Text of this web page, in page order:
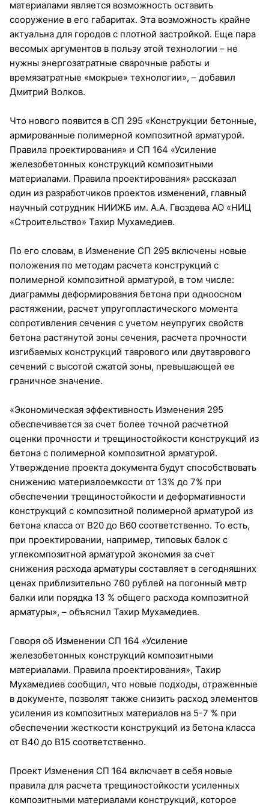
материалами является возможность оставить
сооружение в его габаритах. Эта возможность крайне
актуальна для городов с плотной застройкой. Еще пара
весомых аргументов в пользу этой технологии – не
нужны энергозатратные сварочные работы и
времязатратные «мокрые» технологии», – добавил
Дмитрий Волков.
Что нового появится в СП 295 «Конструкции бетонные,
армированные полимерной композитной арматурой.
Правила проектирования» и СП 164 «Усиление
железобетонных конструкций композитными
материалами. Правила проектирования» рассказал
один из разработчиков проектов изменений, главный
научный сотрудник НИИЖБ им. А.А. Гвоздева АО «НИЦ
«Строительство» Тахир Мухамедиев.
По его словам, в Изменение CП 295 включены новые
положения по методам расчета конструкций с
полимерной композитной арматурой, в том числе:
диаграммы деформирования бетона при одноосном
растяжении, расчет упругопластического момента
сопротивления сечения с учетом неупругих свойств
бетона растянутой зоны сечения, расчета прочности
изгибаемых конструкций таврового или двутаврового
сечений с высотой сжатой зоны, превышающей ее
граничное значение.
«Экономическая эффективность Изменения 295
обеспечивается за счет более точной расчетной
оценки прочности и трещиностойкости конструкций из
бетона с полимерной композитной арматурой.
Утверждение проекта документа будут способствовать
снижению материалоемкости от 13% до 7% при
обеспечении трещиностойкости и деформативности
конструкций с композитной полимерной арматурой из
бетона класса от В20 до В60 соответственно. То есть,
при проектировании, например, типовых балок с
углекомпозитной арматурой экономия за счет
снижения расхода арматуры составляет в сегодняшних
ценах приблизительно 760 рублей на погонный метр
балки или порядка 13 % общего расхода композитной
арматуры», – объяснил Тахир Мухамедиев.
Говоря об Изменении СП 164 «Усиление
железобетонных конструкций композитными
материалами. Правила проектирования», Тахир
Мухамедиев сообщил, что новые подходы, отраженные
в документе, позволят также снизить расход элементов
усиления из композитных материалов на 5-7 % при
обеспечении жесткости конструкций из бетона класса
от В40 до В15 соответственно.
Проект Изменения СП 164 включает в себя новые
правила для расчета трещиностойкости усиленных
композитными материалами конструкций, которое